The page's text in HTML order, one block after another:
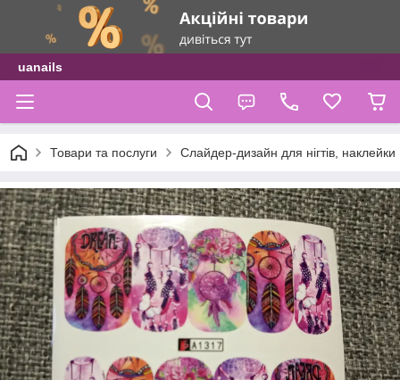
uanails
Товари та послуги Слайдер-дизайн для нігтів, наклейки